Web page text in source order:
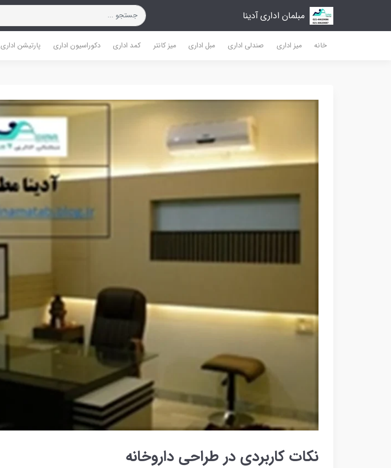
مبلمان اداری آدینا
خانه میز اداری صندلی اداری مبل اداری میز کانتر کمد اداری دکوراسیون اداری پارتیشن اداری
نکات کاربردی در طراحی داروخانه